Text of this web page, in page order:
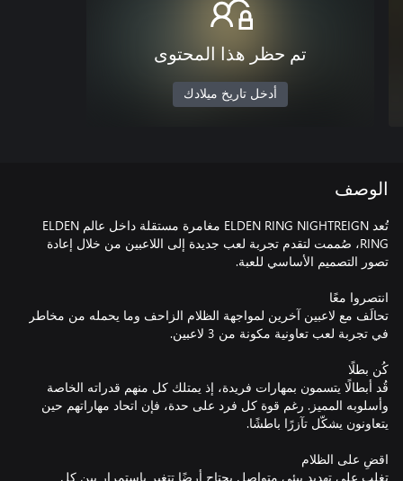
تم حظر هذا المحتوى
أدخل تاريخ ميلادك
الوصف
تُعد ELDEN RING NIGHTREIGN مغامرة مستقلة داخل عالم ELDEN
RING، صُممت لتقدم تجربة لعب جديدة إلى اللاعبين من خلال إعادة
تحالَف مع لاعبين آخرين لمواجهة الظلام الزاحف وما يحمله من مخاطر
قُد أبطالًا يتسمون بمهارات فريدة، إذ يمتلك كل منهم قدراته الخاصة
وأسلوبه المميز. رغم قوة كل فرد على حدة، فإن اتحاد مهاراتهم حين
تغلب على تهديد بيئي متواصل يجتاح أرضًا تتغير باستمرار بين كل